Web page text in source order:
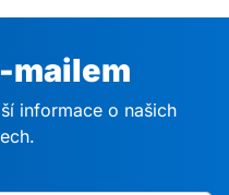
mailem
informace o našich